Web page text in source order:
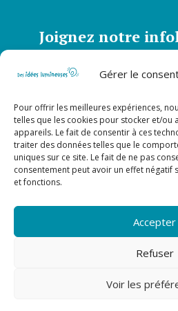
Gérer le
Pour offrir les meilleures expériences,
telles que les cookies pour stocker et/ou
appareils. Le fait de consentir à ces
traiter des données telles que le
uniques sur ce site. Le fait de ne pas
consentement peut avoir un effet négatif
et fonctions.
Accepter
Refuser
Voir les
Joignez notre
Abonnez-vous à notre
S’abonner
Suivez-nous sur
sociaux!